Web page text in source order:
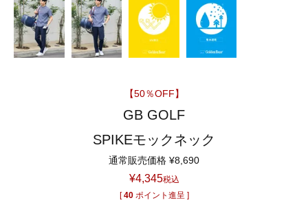
【50％OFF】
GB GOLF
SPIKEモックネック
通常販売価格 ¥8,690
¥4,345税込
[ 40 ポイント進呈 ]